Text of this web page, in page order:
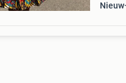
Nieuw